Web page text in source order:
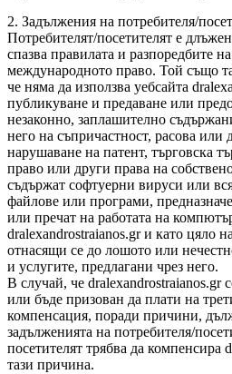
2. Задължения на потребителя/
Потребителят/посетителят е
спазва правилата и разпоредбите
международното право. Той също
че няма да използва уебсайта
публикуване и предаване или
незаконно, заплашително
него на съпричастност, расова или
нарушаване на патент, търговска
право или други права на
съдържат софтуерни вируси или
файлове или програми,
или пречат на работата на
dralexandrostraianos.gr и като цяло
отнасящи се до лошото или
и услугите, предлагани чрез него.
В случай, че dralexandrostraianos.gr
или бъде призован да плати на
компенсация, поради причини,
задълженията на потребителя/
посетителят трябва да компенсира
тази причина.